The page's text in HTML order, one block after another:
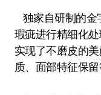
独家自研制的金
瑕疵进行精细化
实现了不磨皮的
质、面部特征保留